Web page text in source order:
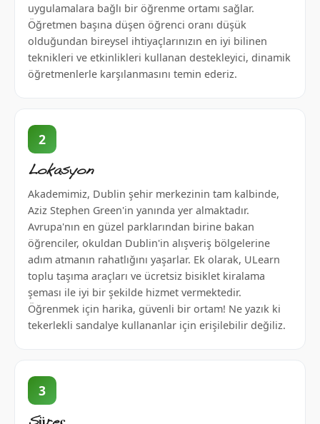
uygulamalara bağlı bir öğrenme ortamı sağlar.
Öğretmen başına düşen öğrenci oranı düşük
olduğundan bireysel ihtiyaçlarınızın en iyi bilinen
teknikleri ve etkinlikleri kullanan destekleyici, dinamik
öğretmenlerle karşılanmasını temin ederiz.
2
Lokasyon
Akademimiz, Dublin şehir merkezinin tam kalbinde,
Aziz Stephen Green'in yanında yer almaktadır.
Avrupa'nın en güzel parklarından birine bakan
öğrenciler, okuldan Dublin'in alışveriş bölgelerine
adım atmanın rahatlığını yaşarlar. Ek olarak, ULearn
toplu taşıma araçları ve ücretsiz bisiklet kiralama
şeması ile iyi bir şekilde hizmet vermektedir.
Öğrenmek için harika, güvenli bir ortam! Ne yazık ki
tekerlekli sandalye kullananlar için erişilebilir değiliz.
3